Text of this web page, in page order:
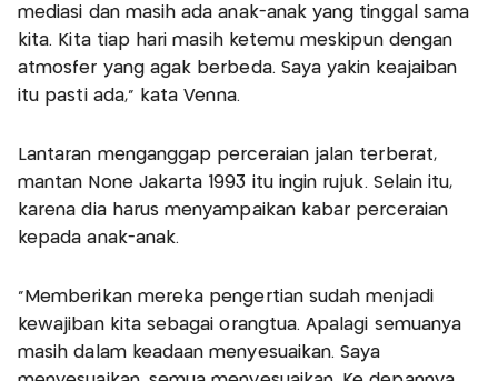
mediasi dan masih ada anak-anak yang tinggal sama
kita. Kita tiap hari masih ketemu meskipun dengan
atmosfer yang agak berbeda. Saya yakin keajaiban
itu pasti ada," kata Venna.
Lantaran menganggap perceraian jalan terberat,
mantan None Jakarta 1993 itu ingin rujuk. Selain itu,
karena dia harus menyampaikan kabar perceraian
kepada anak-anak.
"Memberikan mereka pengertian sudah menjadi
kewajiban kita sebagai orangtua. Apalagi semuanya
masih dalam keadaan menyesuaikan. Saya